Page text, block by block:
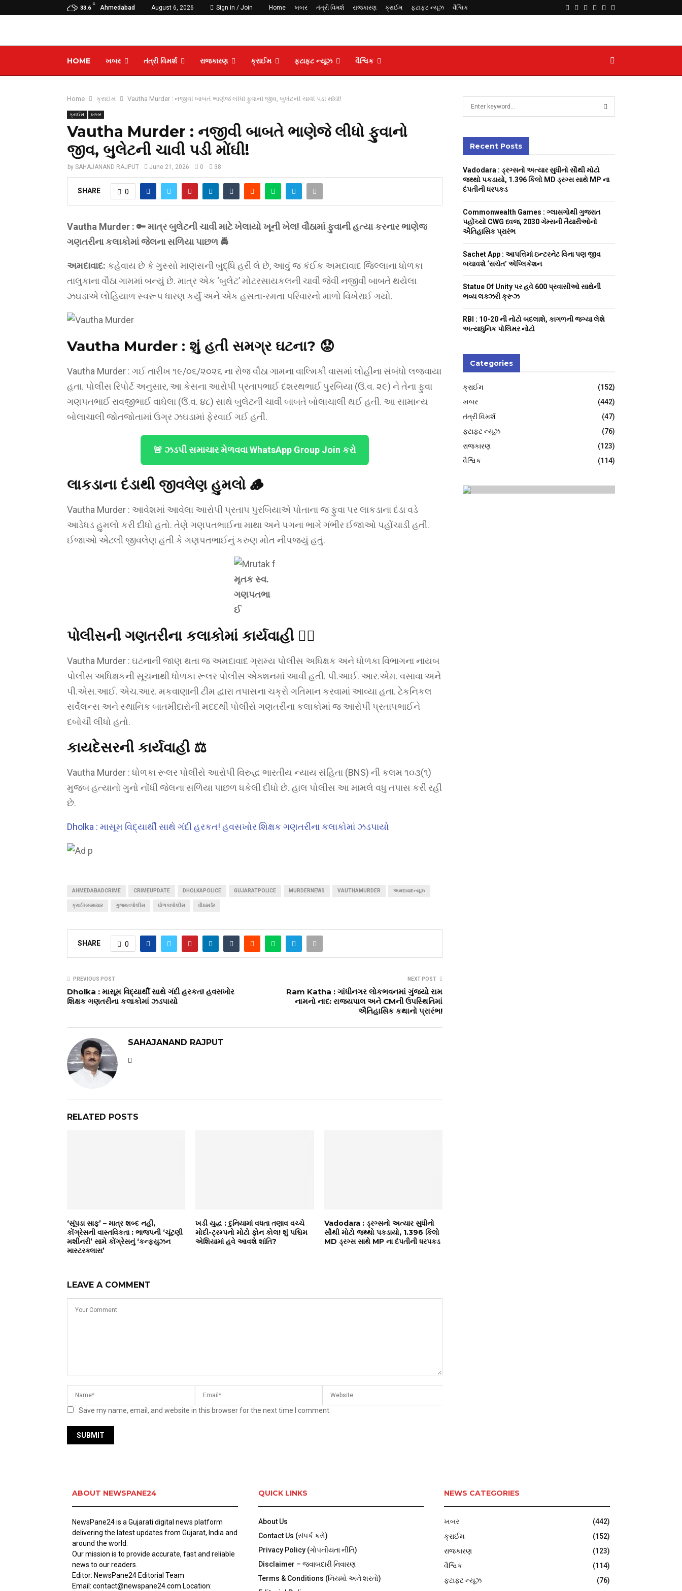
33.6
C
Ahmedabad August 6, 2026 Sign in / Join Home ખબર તંત્રી વિમર્શ રાજકારણ ક્રાઈમ ફટાફટ ન્યૂઝ વૈશ્વિક Facebook
TwitterInstagram
YoutubeTelegram
HOME ખબર તંત્રી વિમર્શ રાજકારણ ક્રાઈમ ફટાફટ ન્યૂઝ વૈશ્વિક
Home ક્રાઈમ Vautha Murder : નજીવી બાબતે ભાણેજે લીધો ફુવાનો જીવ, બુલેટની ચાવી પડી મોંઘી!
ક્રાઈમ ખબર
Vautha Murder : નજીવી બાબતે ભાણેજે લીધો ફુવાનો
જીવ, બુલેટની ચાવી પડી મોંઘી!
by SAHAJANAND RAJPUT June 21, 2026 0 38
SHARE 0
Vautha Murder : 🔑 માત્ર બુલેટની ચાવી માટે ખેલાયો ખૂની ખેલ! વૌઠામાં ફુવાની હત્યા કરનાર ભાણેજ
ગણતરીના કલાકોમાં જેલના સળિયા પાછળ 🚔
અમદાવાદ: કહેવાય છે કે ગુસ્સો માણસની બુદ્ધિ હરી લે છે, આવું જ કંઈક અમદાવાદ જિલ્લાના ધોળકા
તાલુકાના વૌઠા ગામમાં બન્યું છે. માત્ર એક ‘બુલેટ’ મોટરસાયકલની ચાવી જેવી નજીવી બાબતે થયેલા
ઝઘડાએ લોહિયાળ સ્વરૂપ ધારણ કર્યું અને એક હસતા-રમતા પરિવારનો માળો વિખેરાઈ ગયો.
Vautha Murder : શું હતી સમગ્ર ઘટના? 😟
Vautha Murder : ગઈ તારીખ ૧૯/૦૬/૨૦૨૬ ના રોજ વૌઠા ગામના વાલ્મિકી વાસમાં લોહીના સંબંધો લજવાયા
હતા. પોલીસ રિપોર્ટ અનુસાર, આ કેસના આરોપી પ્રતાપભાઈ દશરથભાઈ પુરબિયા (ઉં.વ. ૨૯) ને તેના ફુવા
ગણપતભાઈ રાવજીભાઈ વાઘેલા (ઉં.વ. ૪૮) સાથે બુલેટની ચાવી બાબતે બોલાચાલી થઈ હતી. આ સામાન્ય
બોલાચાલી જોતજોતામાં ઉગ્ર ઝઘડામાં ફેરવાઈ ગઈ હતી.
🚨 ઝડપી સમાચાર મેળવવા WhatsApp Group Join કરો
લાકડાના દંડાથી જીવલેણ હુમલો 🪵
Vautha Murder : આવેશમાં આવેલા આરોપી પ્રતાપ પુરબિયાએ પોતાના જ ફુવા પર લાકડાના દંડા વડે
આડેધડ હુમલો કરી દીધો હતો. તેણે ગણપતભાઈના માથા અને પગના ભાગે ગંભીર ઈજાઓ પહોંચાડી હતી.
ઈજાઓ એટલી જીવલેણ હતી કે ગણપતભાઈનું કરુણ મોત નીપજ્યું હતું.
મૃતક સ્વ.
ગણપતભા
ઈ
પોલીસની ગણતરીના કલાકોમાં કાર્યવાહી 👮‍♂️
Vautha Murder : ઘટનાની જાણ થતા જ અમદાવાદ ગ્રામ્ય પોલીસ અધિક્ષક અને ધોળકા વિભાગના નાયબ
પોલીસ અધિક્ષકની સૂચનાથી ધોળકા રૂલર પોલીસ એક્શનમાં આવી હતી. પી.આઈ. આર.એમ. વસાવા અને
પી.એસ.આઈ. એચ.આર. મકવાણાની ટીમ દ્વારા તપાસના ચક્રો ગતિમાન કરવામાં આવ્યા હતા. ટેકનિકલ
સર્વેલન્સ અને સ્થાનિક બાતમીદારોની મદદથી પોલીસે ગણતરીના કલાકોમાં જ આરોપી પ્રતાપભાઈને
દબોચી લીધો હતો.
કાયદેસરની કાર્યવાહી ⚖️
Vautha Murder : ધોળકા રૂલર પોલીસે આરોપી વિરુદ્ધ ભારતીય ન્યાય સંહિતા (BNS) ની કલમ ૧૦૩(૧)
મુજબ હત્યાનો ગુનો નોંધી જેલના સળિયા પાછળ ધકેલી દીધો છે. હાલ પોલીસ આ મામલે વધુ તપાસ કરી રહી
છે.
Dholka : માસૂમ વિદ્યાર્થી સાથે ગંદી હરકત! હવસખોર શિક્ષક ગણતરીના કલાકોમાં ઝડપાયો
AHMEDABADCRIME CRIMEUPDATE DHOLKAPOLICE GUJARATPOLICE MURDERNEWS VAUTHAMURDER અમદાવાદન્યૂઝ
ક્રાઈમસમાચાર ગુજરાતપોલીસ ધોળકાપોલીસ વૌઠામર્ડર
SHARE 0
PREVIOUS POST
Dholka : માસૂમ વિદ્યાર્થી સાથે ગંદી હરકત! હવસખોર
શિક્ષક ગણતરીના કલાકોમાં ઝડપાયો
NEXT POST
Ram Katha : ગાંધીનગર લોકભવનમાં ગુંજ્યો રામ
નામનો નાદ: રાજ્યપાલ અને CMની ઉપસ્થિતિમાં
ઐતિહાસિક કથાનો પ્રારંભ!
SAHAJANAND RAJPUT
RELATED POSTS
‘સૂંપડા સાફ’ – માત્ર શબ્દ નહીં,
કોંગ્રેસની વાસ્તવિકતા : ભાજપની ‘ચૂંટણી
મશીનરી’ સામે કોંગ્રેસનું ‘કન્ફ્યુઝન
માસ્ટરક્લાસ’
ખડી યુદ્ધ : દુનિયામાં વધતા તણાવ વચ્ચે
મોદી-ટ્રમ્પનો મોટો ફોન કોલ! શું પશ્ચિમ
એશિયામાં હવે આવશે શાંતિ?
Vadodara : ડ્રગ્સનો અત્યાર સુધીનો
સૌથી મોટો જથ્થો પકડાયો, 1.396 કિલો
MD ડ્રગ્સ સાથે MP ના દંપતીની ધરપકડ
LEAVE A COMMENT
Save my name, email, and website in this browser for the next time I comment.
h
f
o
r
Recent Posts
Vadodara : ડ્રગ્સનો અત્યાર સુધીનો સૌથી મોટો
જથ્થો પકડાયો, 1.396 કિલો MD ડ્રગ્સ સાથે MP ના
દંપતીની ધરપકડ
Commonwealth Games : ગ્લાસગોથી ગુજરાત
પહોંચ્યો CWG ધ્વજ, 2030 ગેમ્સની તૈયારીઓનો
ઐતિહાસિક પ્રારંભ
Sachet App : આપત્તિમાં ઇન્ટરનેટ વિના પણ જીવ
બચાવશે ‘સચેત’ એપ્લિકેશન
Statue Of Unity પર હવે 600 પ્રવાસીઓ સાથેની
ભવ્ય લક્ઝરી ક્રૂઝ
RBI : ₹10-20 ની નોટો બદલાશે, કાગળની જગ્યા લેશે
અત્યાધુનિક પોલિમર નોટો
Categories
ક્રાઈમ
(152)
ખબર
(442)
તંત્રી વિમર્શ
(47)
ફટાફટ ન્યૂઝ
(76)
રાજકારણ
(123)
વૈશ્વિક
(114)
ABOUT NEWSPANE24
NewsPane24 is a Gujarati digital news platform
delivering the latest updates from Gujarat, India and
around the world.
Our mission is to provide accurate, fast and reliable
news to our readers.
Editor: NewsPane24 Editorial Team
Email: contact@newspane24.com Location:
QUICK LINKS
About Us
Contact Us (સંપર્ક કરો)
Privacy Policy (ગોપનીયતા નીતિ)
Disclaimer – જવાબદારી નિવારણ
Terms & Conditions (નિયમો અને શરતો)
NEWS CATEGORIES
ખબર
(442)
ક્રાઈમ
(152)
રાજકારણ
(123)
વૈશ્વિક
(114)
ફટાફટ ન્યૂઝ
(76)